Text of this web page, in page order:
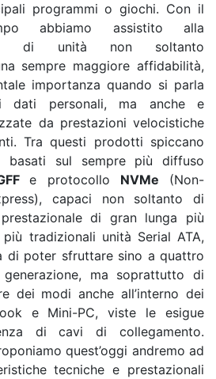
programmi o giochi. Con il
abbiamo assistito alla
di unità non soltanto
sempre maggiore affidabilità,
importanza quando si parla
dati personali, ma anche e
da prestazioni velocistiche
Tra questi prodotti spiccano
basati sul sempre più diffuso
e protocollo NVMe (Non-
capaci non soltanto di
di gran lunga più
tradizionali unità Serial ATA,
di poter sfruttare sino a quattro
ma soprattutto di
dei modi anche all’interno dei
e Mini-PC, viste le esigue
di cavi di collegamento.
quest’oggi andremo ad
tecniche e prestazionali